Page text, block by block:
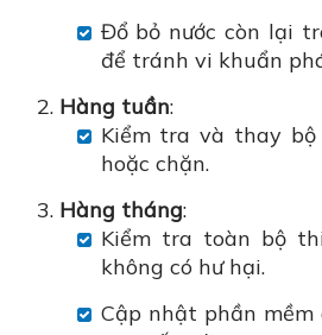
Đổ bỏ nước còn lại
để tránh vi khuẩn
Hàng tuần:
Kiểm tra và thay
hoặc chặn.
Hàng tháng:
Kiểm tra toàn bộ
không có hư hại.
Cập nhật phần